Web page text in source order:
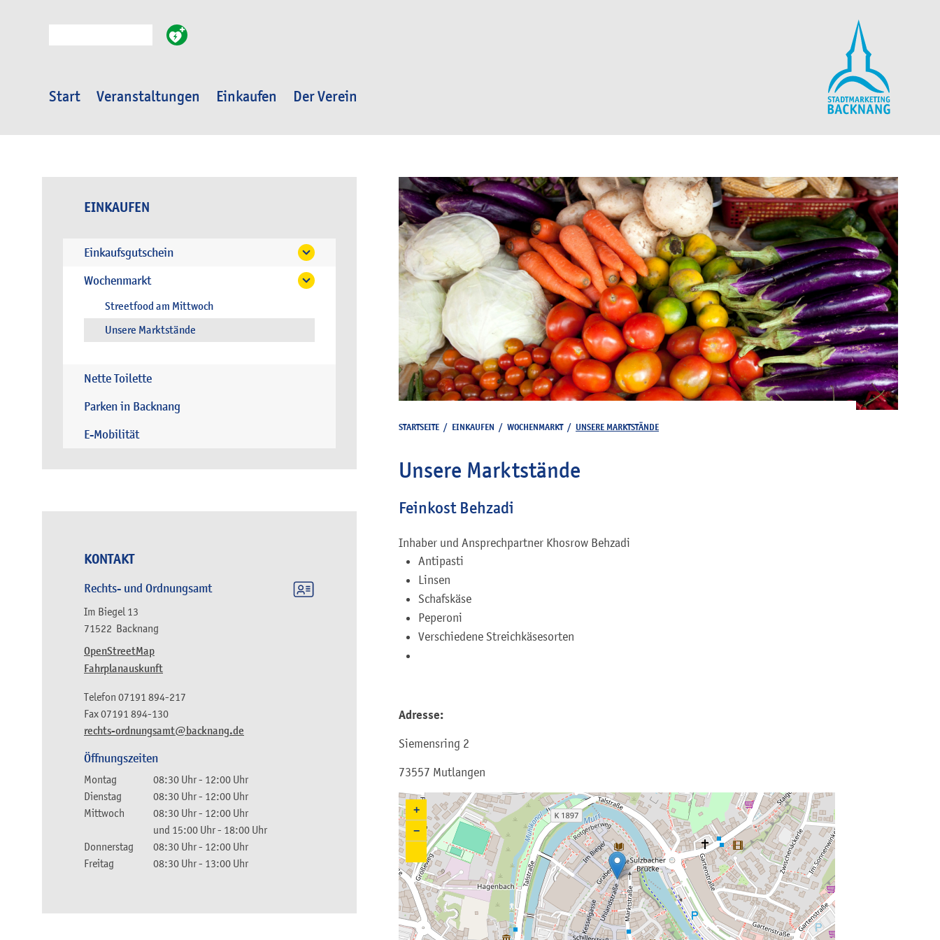
Start Veranstaltungen Einkaufen Der Verein
EINKAUFEN
Einkaufsgutschein
Wochenmarkt
Streetfood am Mittwoch
Unsere Marktstände
Nette Toilette
Parken in Backnang
E-Mobilität
KONTAKT
Rechts- und Ordnungsamt
Im Biegel 13
71522 Backnang
OpenStreetMap
Fahrplanauskunft
rechts-ordnungsamt@backnang.de
Telefon 07191 894-217
Fax07191 894-130
Öffnungszeiten
Montag 08:30 Uhr- 12:00 Uhr
Dienstag
08:30 Uhr- 12:00 Uhr
Mittwoch
08:30 Uhr- 12:00 Uhr
und 15:00 Uhr- 18:00 Uhr
Donnerstag
08:30 Uhr- 12:00 Uhr
Freitag
08:30 Uhr- 13:00 Uhr
STARTSEITE / EINKAUFEN / WOCHENMARKT/ UNSERE MARKTSTÄNDE
Unsere Marktstände
Feinkost Behzadi
+
−
Inhaber und Ansprechpartner Khosrow Behzadi
Antipasti
Linsen
Schafskäse
Peperoni
Verschiedene Streichkäsesorten
Adresse:
Siemensring 2
73557 Mutlangen